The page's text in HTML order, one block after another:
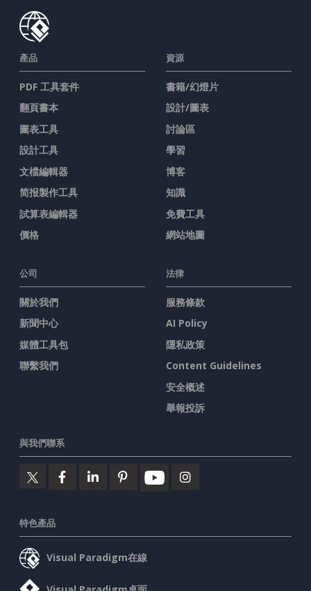
產品
PDF 工具套件
翻頁書本
圖表工具
設計工具
文檔編輯器
简报製作工具
試算表編輯器
價格
資源
書籍/幻燈片
設計/圖表
討論區
學習
博客
知識
免費工具
網站地圖
公司
關於我們
新聞中心
媒體工具包
聯繫我們
法律
服務條款
AI Policy
隱私政策
Content Guidelines
安全概述
舉報投訴
與我們聯系
特色產品
Visual Paradigm在線